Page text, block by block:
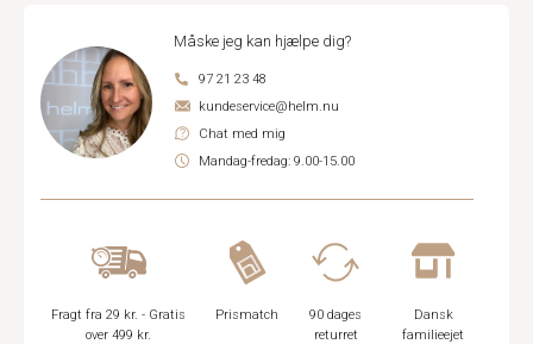
Måske jeg kan hjælpe dig?
97 21 23 48
kundeservice@helm.nu
Chat med mig
Mandag-fredag: 9.00-15.00
Fragt fra 29 kr. - Gratis
over 499 kr.
Prismatch
90 dages
returret
Dansk
familieejet